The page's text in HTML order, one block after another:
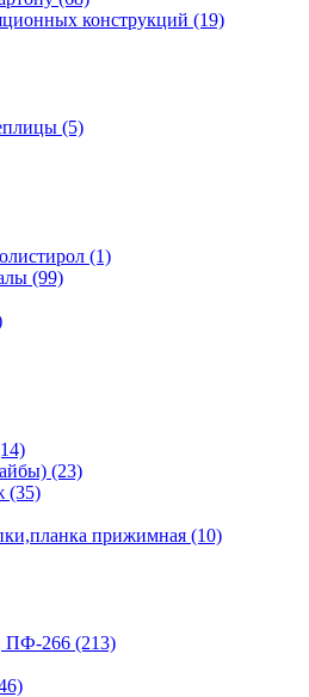
конструкций (19)
(5)
(1)
(99)
(23)
(35)
прижимная (10)
ПФ-266 (213)